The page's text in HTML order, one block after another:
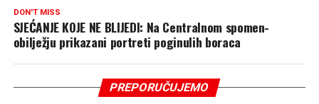
DON'T MISS
SJEĆANJE KOJE NE BLIJEDI: Na Centralnom spomen-
obilježju prikazani portreti poginulih boraca
PREPORUČUJEMO